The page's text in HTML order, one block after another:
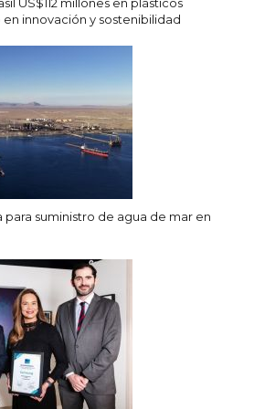
innovación y sostenibilidad
para suministro de agua de mar en